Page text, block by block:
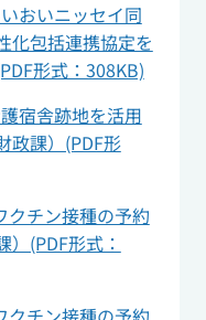
おいニッセイ同
化包括連携協定を
形式：308KB)
宿舎跡地を活用
政課）(PDF形
クチン接種の予約
(PDF形式：